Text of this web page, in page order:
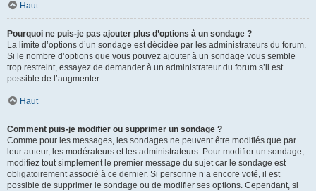
Haut
Pourquoi ne puis-je pas ajouter plus d’options à un sondage ?
La limite d’options d’un sondage est décidée par les administrateurs du forum.
Si le nombre d’options que vous pouvez ajouter à un sondage vous semble
trop restreint, essayez de demander à un administrateur du forum s’il est
possible de l’augmenter.
Haut
Comment puis-je modifier ou supprimer un sondage ?
Comme pour les messages, les sondages ne peuvent être modifiés que par
leur auteur, les modérateurs et les administrateurs. Pour modifier un sondage,
modifiez tout simplement le premier message du sujet car le sondage est
obligatoirement associé à ce dernier. Si personne n’a encore voté, il est
possible de supprimer le sondage ou de modifier ses options. Cependant, si